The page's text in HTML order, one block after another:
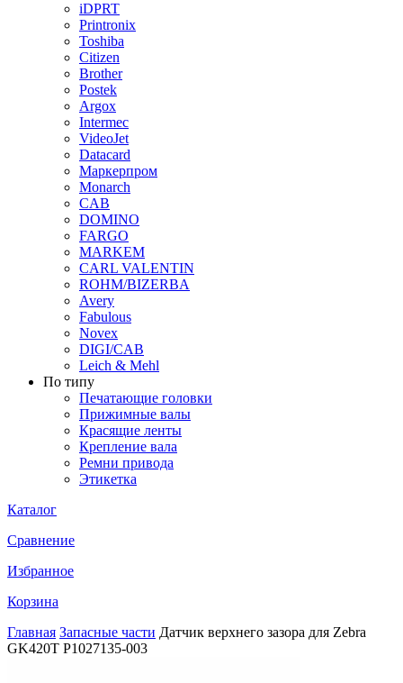
iDPRT
Printronix
Toshiba
Citizen
Brother
Postek
Argox
Intermec
VideoJet
Datacard
Маркерпром
Monarch
CAB
DOMINO
FARGO
MARKEM
CARL VALENTIN
ROHM/BIZERBA
Avery
Fabulous
Novex
DIGI/CAB
Leich & Mehl
По типу
Печатающие головки
Прижимные валы
Красящие ленты
Крепление вала
Ремни привода
Этикетка
Каталог
Сравнение
Избранное
Корзина
Главная Запасные части Датчик верхнего зазора для Zebra
GK420T P1027135-003